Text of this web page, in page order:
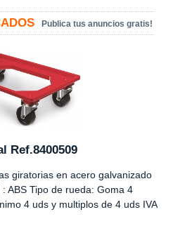
Publica tus anuncios gratis!
Ref.8400509
giratorias en acero galvanizado
ABS Tipo de rueda: Goma 4
4 uds y multiplos de 4 uds IVA